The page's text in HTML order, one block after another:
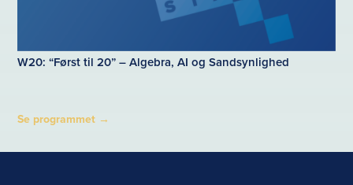
W20: “Først til 20” – Algebra, AI og Sandsynlighed
Se programmet →